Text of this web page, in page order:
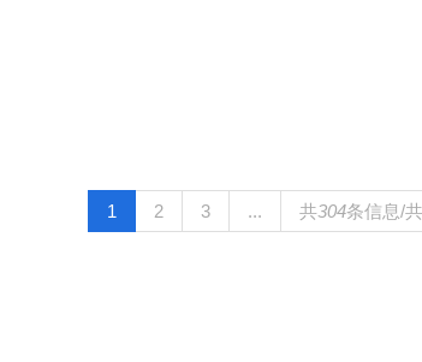
1 2 3 ... 共304条信息/共